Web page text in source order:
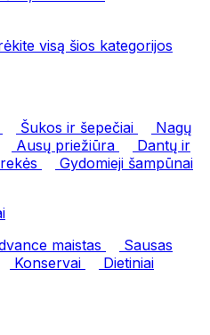
visą šios kategorijos
Šukos ir šepečiai
Nagų
Ausų priežiūra
Dantų ir
Gydomieji šampūnai
maistas
Sausas
Konservai
Dietiniai